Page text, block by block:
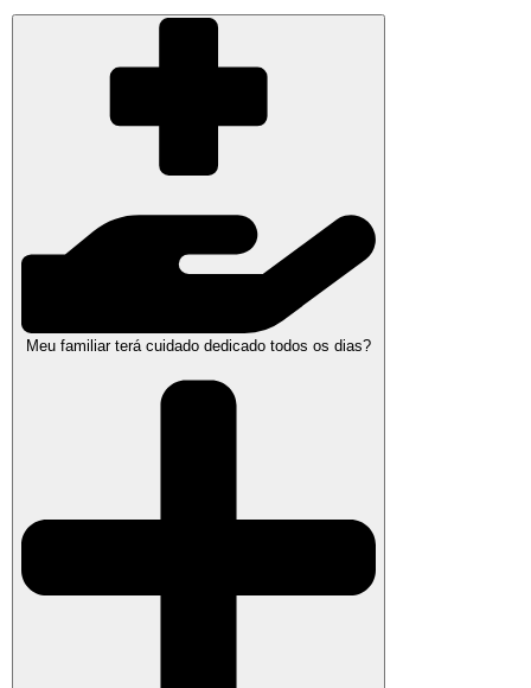
Meu familiar terá cuidado dedicado todos os dias?